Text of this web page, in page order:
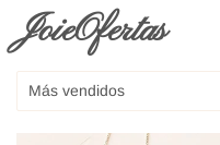
JoieOfertas